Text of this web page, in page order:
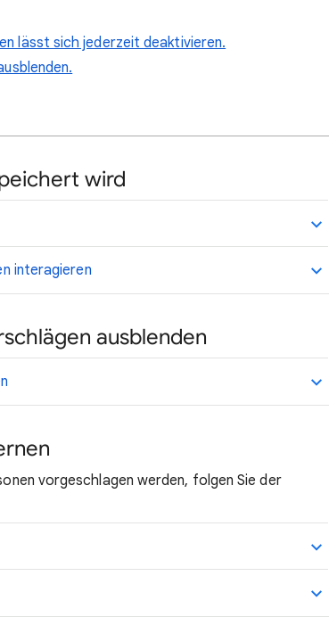
lässt sich jederzeit deaktivieren.
wird
interagieren
ausblenden
vorgeschlagen werden, folgen Sie der